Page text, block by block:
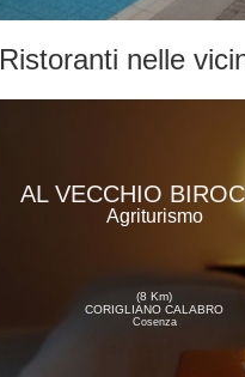
Ristoranti nelle
AL VECCHIO
Agriturismo
(8 Km)
CORIGLIANO CALABRO
Cosenza